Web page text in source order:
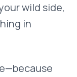
wild side,
in